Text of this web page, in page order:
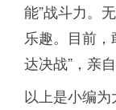
能”战斗力。
乐趣。目前
达决战”，亲
以上是小编